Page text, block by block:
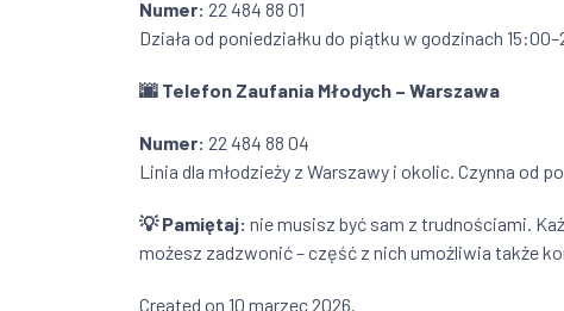
Numer: 22 484 88 01
Działa od poniedziałku do piątku w godzinach
🌆 Telefon Zaufania Młodych – Warszawa
Numer: 22 484 88 04
Linia dla młodzieży z Warszawy i okolic. Czynna od
💡Pamiętaj: nie musisz być sam z trudnościami.
możesz zadzwonić – część z nich umożliwia także
Created on 10 marzec 2026.